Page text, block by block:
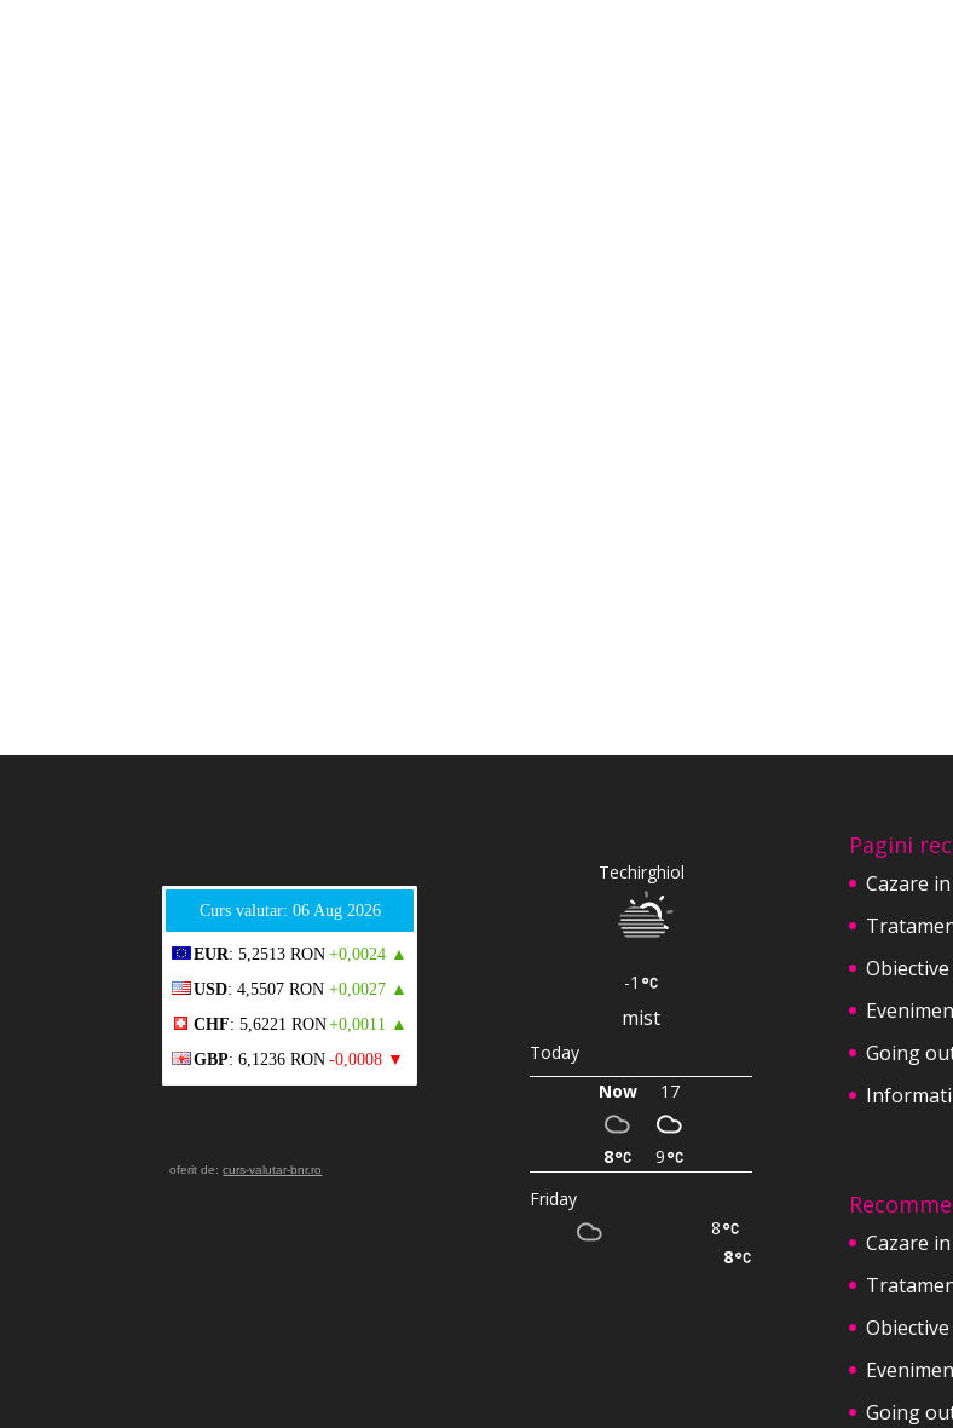
Curs valutar: 06 Aug 2026
EUR: 5,2513 RON +0,0024 ▲
USD: 4,5507 RON +0,0027 ▲
CHF: 5,6221 RON+0,0011 ▲
GBP: 6,1236 RON -0,0008 ▼
oferit de:curs-valutar-bnr.ro
Techirghiol
-1
mist
Today
Now
8
17
9
Friday
8
8
Pagini
Cazare
Going
Cazare
Going